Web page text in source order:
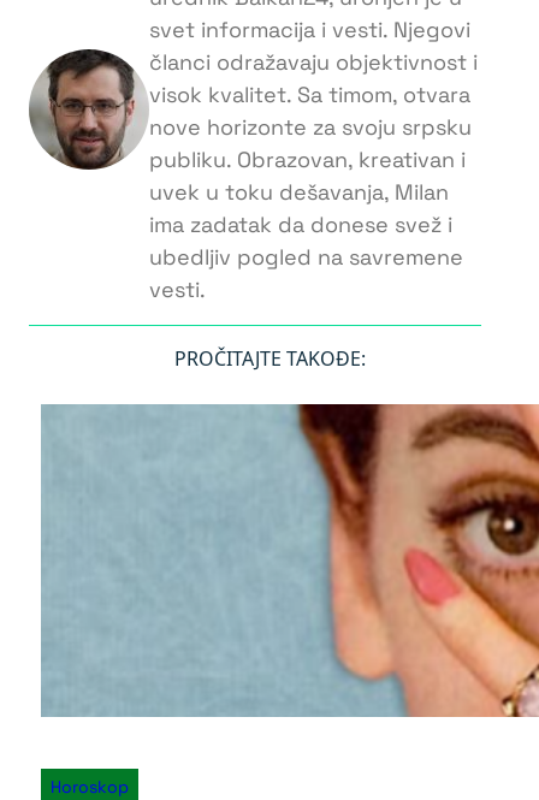
svet informacija i vesti. Njegovi
članci odražavaju objektivnost i
visok kvalitet. Sa timom, otvara
nove horizonte za svoju srpsku
publiku. Obrazovan, kreativan i
uvek u toku dešavanja, Milan
ima zadatak da donese svež i
ubedljiv pogled na savremene
vesti.
PROČITAJTE TAKOĐE:
Horoskop